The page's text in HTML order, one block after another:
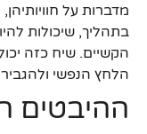
מדברות על
בתהליך, שיכולות
הקשיים. שיח כזה
הלחץ הנפשי
ההיבטים